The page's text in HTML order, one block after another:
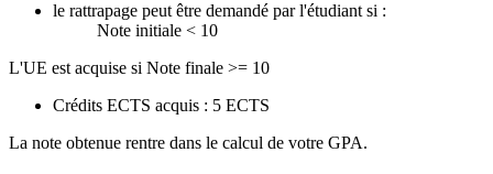
le rattrapage peut être demandé par l'étudiant si :
Note initiale < 10
L'UE est acquise si Note finale >= 10
Crédits ECTS acquis : 5 ECTS
La note obtenue rentre dans le calcul de votre GPA.